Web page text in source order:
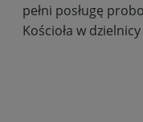
pełni posługę
Kościoła w